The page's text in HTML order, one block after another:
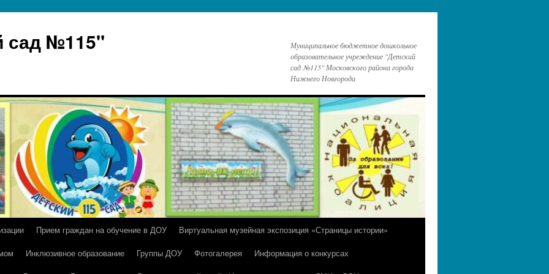
сад №115"
Муниципальное бюджетное дошкольное
образовательное учреждение "Детский
сад №115" Московского района города
Нижнего Новгорода
Прием граждан на обучение в ДОУ
Виртуальная музейная экспозиция «Страницы истории»
Инклюзивное образование Группы ДОУ Фотогалерея
Информация о конкурсах